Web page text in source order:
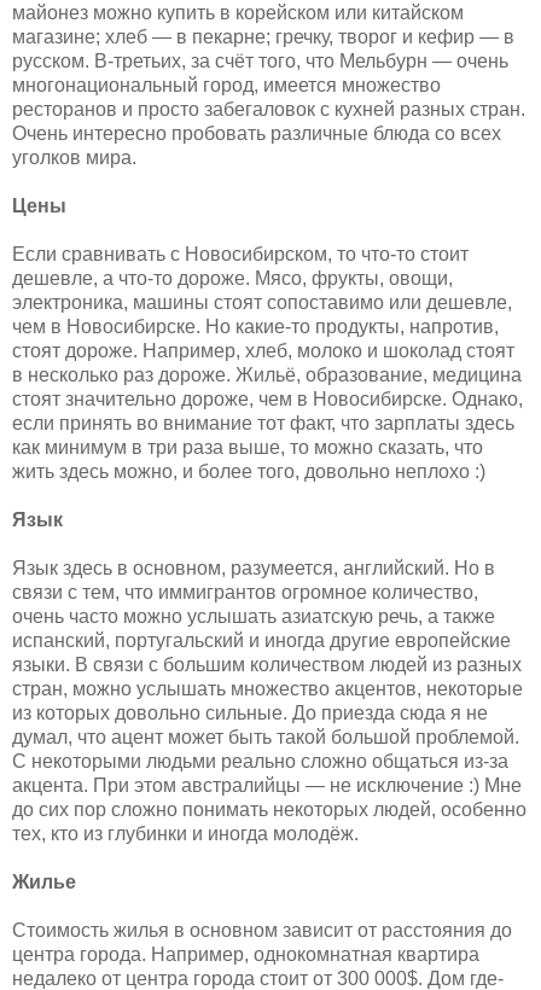
майонез можно купить в корейском или китайском
магазине; хлеб — в пекарне; гречку, творог и кефир — в
русском. В-третьих, за счёт того, что Мельбурн — очень
многонациональный город, имеется множество
ресторанов и просто забегаловок с кухней разных стран.
Очень интересно пробовать различные блюда со всех
уголков мира.
Цены
Если сравнивать с Новосибирском, то что-то стоит
дешевле, а что-то дороже. Мясо, фрукты, овощи,
электроника, машины стоят сопоставимо или дешевле,
чем в Новосибирске. Но какие-то продукты, напротив,
стоят дороже. Например, хлеб, молоко и шоколад стоят
в несколько раз дороже. Жильё, образование, медицина
стоят значительно дороже, чем в Новосибирске. Однако,
если принять во внимание тот факт, что зарплаты здесь
как минимум в три раза выше, то можно сказать, что
жить здесь можно, и более того, довольно неплохо :)
Язык
Язык здесь в основном, разумеется, английский. Но в
связи с тем, что иммигрантов огромное количество,
очень часто можно услышать азиатскую речь, а также
испанский, португальский и иногда другие европейские
языки. В связи с большим количеством людей из разных
стран, можно услышать множество акцентов, некоторые
из которых довольно сильные. До приезда сюда я не
думал, что ацент может быть такой большой проблемой.
С некоторыми людьми реально сложно общаться из-за
акцента. При этом австралийцы — не исключение :) Мне
до сих пор сложно понимать некоторых людей, особенно
тех, кто из глубинки и иногда молодёж.
Жилье
Стоимость жилья в основном зависит от расстояния до
центра города. Например, однокомнатная квартира
недалеко от центра города стоит от 300 000$. Дом где-